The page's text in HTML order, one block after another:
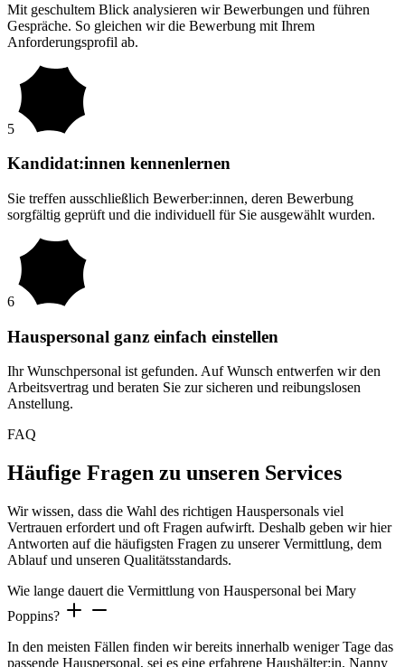
Mit geschultem Blick analysieren wir Bewerbungen und führen
Gespräche. So gleichen wir die Bewerbung mit Ihrem
Anforderungsprofil ab.
5
Kandidat:innen kennenlernen
Sie treffen ausschließlich Bewerber:innen, deren Bewerbung
sorgfältig geprüft und die individuell für Sie ausgewählt wurden.
6
Hauspersonal ganz einfach einstellen
Ihr Wunschpersonal ist gefunden. Auf Wunsch entwerfen wir den
Arbeitsvertrag und beraten Sie zur sicheren und reibungslosen
Anstellung.
FAQ
Häufige Fragen zu unseren Services
Wir wissen, dass die Wahl des richtigen Hauspersonals viel
Vertrauen erfordert und oft Fragen aufwirft. Deshalb geben wir hier
Antworten auf die häufigsten Fragen zu unserer Vermittlung, dem
Ablauf und unseren Qualitätsstandards.
Wie lange dauert die Vermittlung von Hauspersonal bei Mary
Poppins?
In den meisten Fällen finden wir bereits innerhalb weniger Tage das
passende Hauspersonal, sei es eine erfahrene Haushälter:in, Nanny